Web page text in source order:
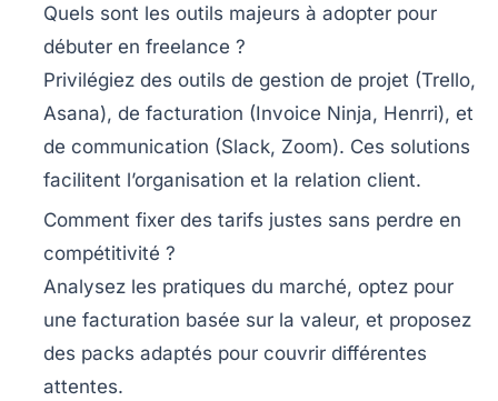
Quels sont les outils majeurs à adopter pour
débuter en freelance ?
Privilégiez des outils de gestion de projet (Trello,
Asana), de facturation (Invoice Ninja, Henrri), et
de communication (Slack, Zoom). Ces solutions
facilitent l’organisation et la relation client.
Comment fixer des tarifs justes sans perdre en
compétitivité ?
Analysez les pratiques du marché, optez pour
une facturation basée sur la valeur, et proposez
des packs adaptés pour couvrir différentes
attentes.